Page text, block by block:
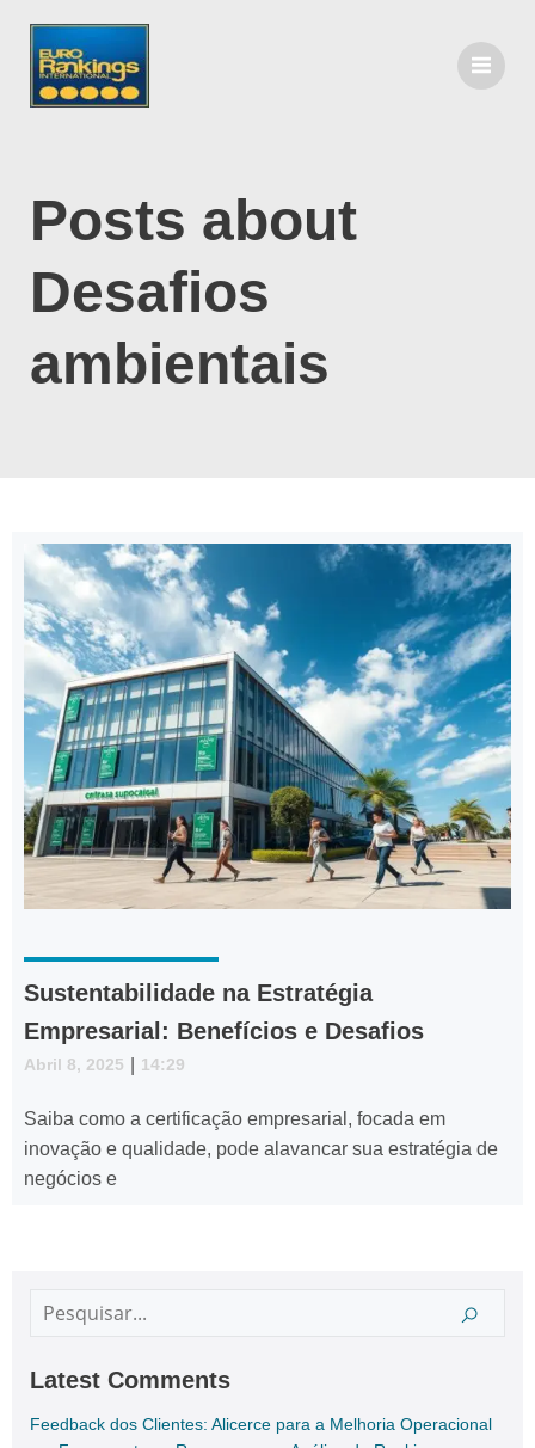
Posts about
Desafios
ambientais
Sustentabilidade na Estratégia
Empresarial: Benefícios e Desafios
Abril 8, 2025 14:29
Saiba como a certificação empresarial, focada em
inovação e qualidade, pode alavancar sua estratégia de
negócios e
Latest Comments
Feedback dos Clientes: Alicerce para a Melhoria Operacional